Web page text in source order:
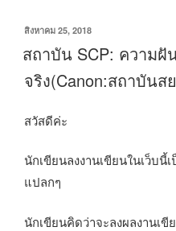
เรื่อยๆ]”
ตัดสิน
รางวัล
เรื่อง
ครั้ง
เขียน
ที่
สิงหาคม 25, 2018
สถาบัน SCP: ความฝั
จริง(Canon:สถาบันส
สวัสดีค่ะ
นักเขียนลงงานเขียนในเว็บ
แปลกๆ
นักเขียนคิดว่าจะลงผลงานเ